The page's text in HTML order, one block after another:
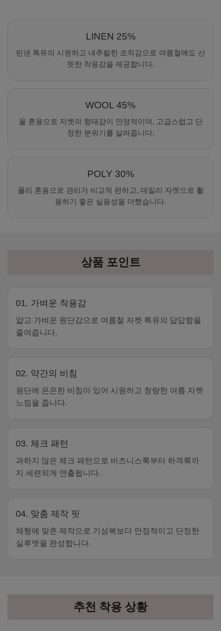
LINEN 25%
린넨 특유의 시원하고 내추럴한 조직감으로 여름철에도 산
뜻한 착용감을 제공합니다.
WOOL 45%
울 혼용으로 자켓의 형태감이 안정적이며, 고급스럽고 단
정한 분위기를 살려줍니다.
POLY 30%
폴리 혼용으로 관리가 비교적 편하고, 데일리 자켓으로 활
용하기 좋은 실용성을 더했습니다.
상품 포인트
01. 가벼운 착용감
얇고 가벼운 원단감으로 여름철 자켓 특유의 답답함을
줄여줍니다.
02. 약간의 비침
원단에 은은한 비침이 있어 시원하고 청량한 여름 자켓
느낌을 줍니다.
03. 체크 패턴
과하지 않은 체크 패턴으로 비즈니스룩부터 하객룩까
지 세련되게 연출됩니다.
04. 맞춤 제작 핏
체형에 맞춘 제작으로 기성복보다 안정적이고 단정한
실루엣을 완성합니다.
추천 착용 상황